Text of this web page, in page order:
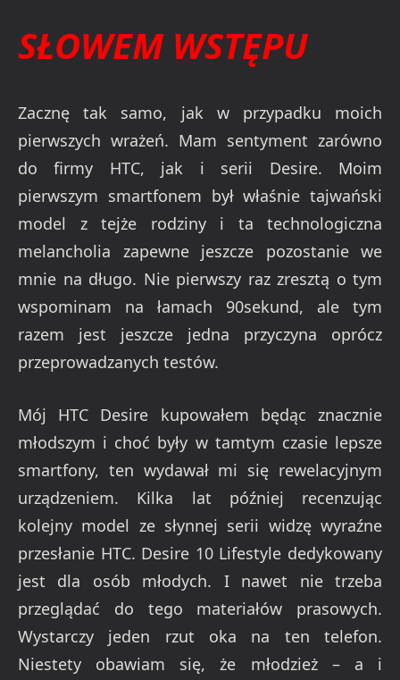
SŁOWEM WSTĘPU
Zacznę tak samo, jak w przypadku moich
pierwszych wrażeń. Mam sentyment zarówno
do firmy HTC, jak i serii Desire. Moim
pierwszym smartfonem był właśnie tajwański
model z tejże rodziny i ta technologiczna
melancholia zapewne jeszcze pozostanie we
mnie na długo. Nie pierwszy raz zresztą o tym
wspominam na łamach 90sekund, ale tym
razem jest jeszcze jedna przyczyna oprócz
przeprowadzanych testów.
Mój HTC Desire kupowałem będąc znacznie
młodszym i choć były w tamtym czasie lepsze
smartfony, ten wydawał mi się rewelacyjnym
urządzeniem. Kilka lat później recenzując
kolejny model ze słynnej serii widzę wyraźne
przesłanie HTC. Desire 10 Lifestyle dedykowany
jest dla osób młodych. I nawet nie trzeba
przeglądać do tego materiałów prasowych.
Wystarczy jeden rzut oka na ten telefon.
Niestety obawiam się, że młodzież – a i